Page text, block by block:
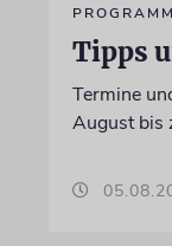
PROGRAMM
Tipps
Termine
August bis